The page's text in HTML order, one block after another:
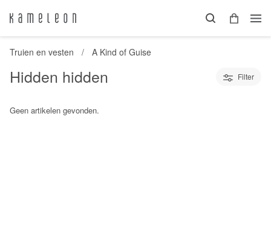
Truien en vesten A Kind of Guise
Hidden hidden Filter
Geen artikelen gevonden.